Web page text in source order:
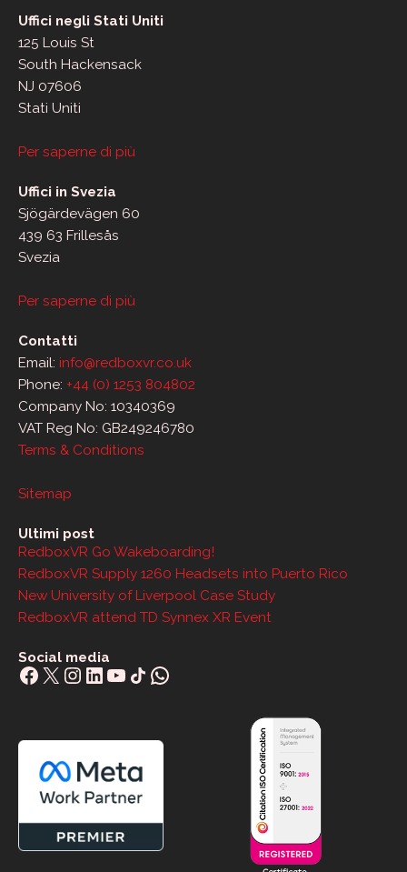
Uffici negli Stati Uniti
125 Louis St
South Hackensack
NJ 07606
Stati Uniti
Per saperne di più
Uffici in Svezia
Sjögärdevägen 60
439 63 Frillesås
Svezia
Per saperne di più
Contatti
Email: info@redboxvr.co.uk
Phone: +44 (0) 1253 804802
Company No: 10340369
VAT Reg No: GB249246780
Terms & Conditions
Sitemap
Ultimi post
RedboxVR Go Wakeboarding!
RedboxVR Supply 1260 Headsets into Puerto Rico
New University of Liverpool Case Study
RedboxVR attend TD Synnex XR Event
Social media
Facebook
X Instagram
LinkedIn
YouTube
Share IconWhatsApp